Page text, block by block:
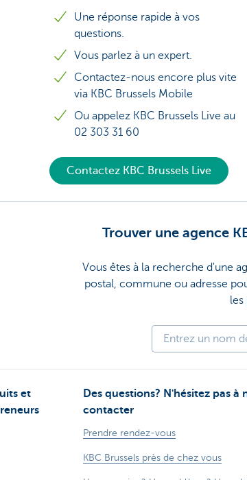
Une réponse rapide à vos
questions.
Vous parlez à un expert.
Contactez-nous encore plus vite
via KBC Brussels Mobile
Ou appelez KBC Brussels Live au
02 303 31 60
Contactez KBC Brussels Live
Trouver une agence
Vous êtes à la recherche d'une
postal, commune ou adresse
les
et
Des questions? N'hésitez pas à
contacter
Prendre rendez-vous
KBC Brussels près de chez vous